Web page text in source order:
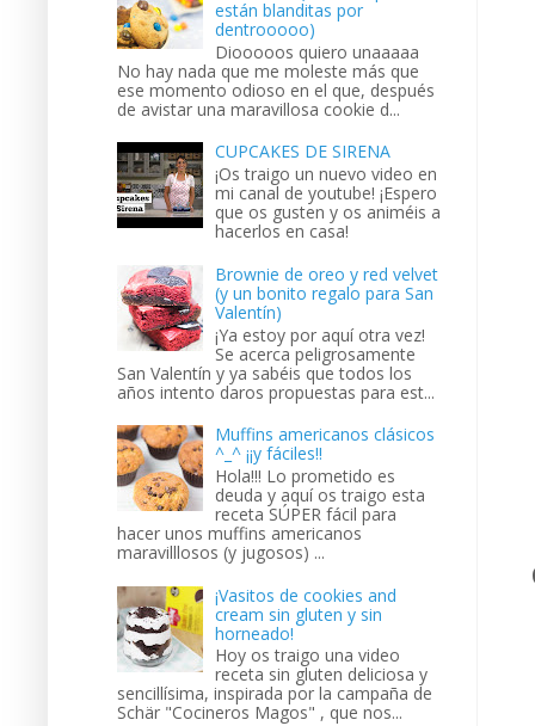
están blanditas por
dentrooooo)
Diooooos quiero unaaaaa
No hay nada que me moleste más que
ese momento odioso en el que, después
de avistar una maravillosa cookie d...
CUPCAKES DE SIRENA
¡Os traigo un nuevo video en
mi canal de youtube! ¡Espero
que os gusten y os animéis a
hacerlos en casa!
Brownie de oreo y red velvet
(y un bonito regalo para San
Valentín)
¡Ya estoy por aquí otra vez!
Se acerca peligrosamente
San Valentín y ya sabéis que todos los
años intento daros propuestas para est...
Muffins americanos clásicos
^_^ ¡¡y fáciles!!
Hola!!! Lo prometido es
deuda y aquí os traigo esta
receta SÚPER fácil para
hacer unos muffins americanos
maravilllosos (y jugosos) ...
¡Vasitos de cookies and
cream sin gluten y sin
horneado!
Hoy os traigo una video
receta sin gluten deliciosa y
sencillísima, inspirada por la campaña de
Schär "Cocineros Magos" , que nos...